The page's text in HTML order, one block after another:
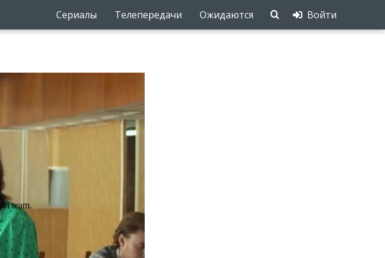
Сериалы Телепередачи Ожидаются Войти